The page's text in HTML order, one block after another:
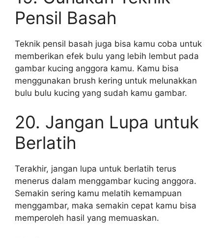
Pensil Basah
Teknik pensil basah juga bisa kamu coba untuk
memberikan efek bulu yang lebih lembut pada
gambar kucing anggora kamu. Kamu bisa
menggunakan brush kering untuk melunakkan
bulu bulu kucing yang sudah kamu gambar.
20. Jangan Lupa untuk
Berlatih
Terakhir, jangan lupa untuk berlatih terus
menerus dalam menggambar kucing anggora.
Semakin sering kamu melatih kemampuan
menggambar, maka semakin cepat kamu bisa
memperoleh hasil yang memuaskan.